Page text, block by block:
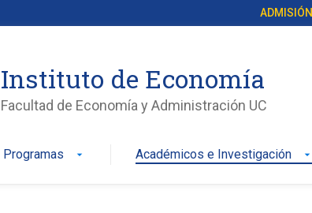
ADMISIÓN
Instituto de Economía
Facultad de Economía y Administración UC
Programas arrow_drop_down Académicos e Investigación arrow_drop_down